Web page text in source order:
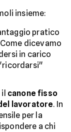
insieme:
pratico
dicevamo
in carico
canone fisso
lavoratore. In
per la
a chi